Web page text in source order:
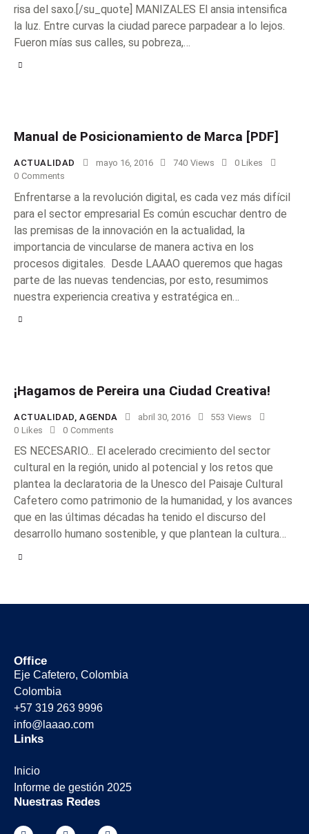
risa del saxo.[/su_quote] MANIZALES El ansia intensifica
la luz. Entre curvas la ciudad parece parpadear a lo lejos.
Fueron mías sus calles, su pobreza,…
Manual de Posicionamiento de Marca [PDF]
ACTUALIDAD mayo 16, 2016 740 Views 0 Likes
0 Comments
Enfrentarse a la revolución digital, es cada vez más difícil
para el sector empresarial Es común escuchar dentro de
las premisas de la innovación en la actualidad, la
importancia de vincularse de manera activa en los
procesos digitales. Desde LAAAO queremos que hagas
parte de las nuevas tendencias, por esto, resumimos
nuestra experiencia creativa y estratégica en…
¡Hagamos de Pereira una Ciudad Creativa!
ACTUALIDAD ,AGENDA abril 30, 2016 553 Views
0 Likes 0 Comments
ES NECESARIO... El acelerado crecimiento del sector
cultural en la región, unido al potencial y los retos que
plantea la declaratoria de la Unesco del Paisaje Cultural
Cafetero como patrimonio de la humanidad, y los avances
que en las últimas décadas ha tenido el discurso del
desarrollo humano sostenible, y que plantean la cultura…
Office
Eje Cafetero, Colombia
Colombia
+57 319 263 9996
info@laaao.com
Links
Inicio
Informe de gestión 2025
Nuestras Redes